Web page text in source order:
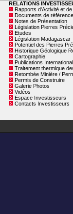
RELATIONS
Rapports d'Activité et
Documents de référence
Notes de Présentation
Législation Pierres
Etudes
Législation Madagascar
Potentiel des Pierres
Historique Géologique
Cartographie
Publications
Traitement thermique
Retombée Minière /
Permis de Construire
Galerie Photos
Vidéos
Espace Investisseurs
Contacts Investisseurs